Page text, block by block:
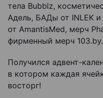
тела Bubblz,
Адель, БАДы от INLEK
от AmantisMed, мерч
фирменный мерч 103.by.
Получился адвент-
в котором каждая
восторг!